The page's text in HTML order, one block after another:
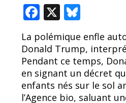
F
ac
e
b
o
o
X
e
sk
y
La polémique enfle
Donald Trump,
Pendant ce temps,
en signant un décret
enfants nés sur le sol
l’Agence bio, saluant